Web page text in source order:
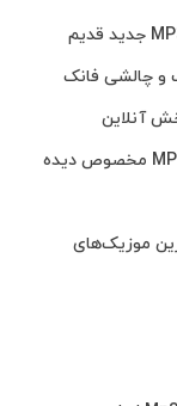
و چالشی فانک
آنلاین
دانلود مجموعه آهنگ برای چالش تغییر ناخن MP3 مخصوص دیده
موزیک‌های